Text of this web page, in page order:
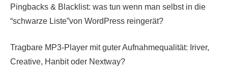
Pingbacks & Blacklist: was tun wenn man selbst in die
“schwarze Liste”von WordPress reingerät?
Tragbare MP3-Player mit guter Aufnahmequalität: Iriver,
Creative, Hanbit oder Nextway?